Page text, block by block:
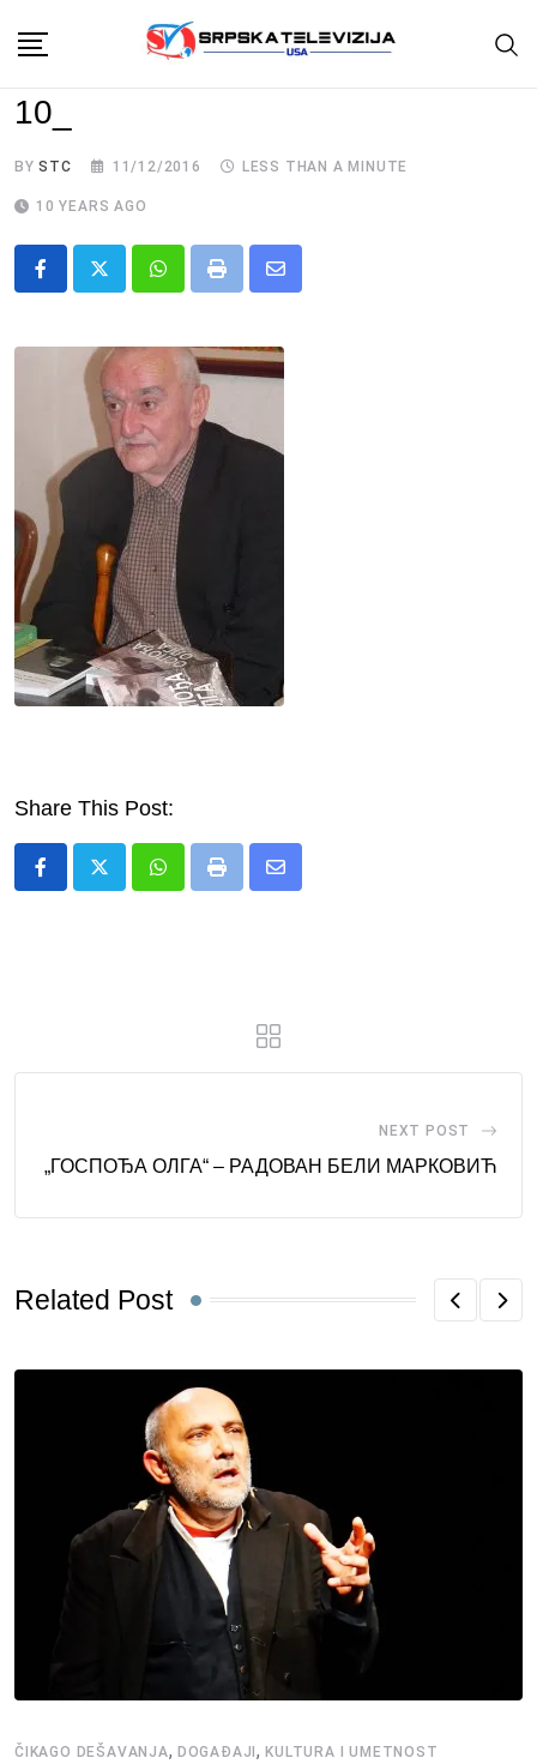
content
10_
BYSTC 11/12/2016 LESS THAN A MINUTE
10 YEARS AGO
Whatsapp
Print
Share
Email
Share This Post:
Whatsapp
Print
Share
NEXT POST
„ГОСПОЂА ОЛГА“ – РАДОВАН БЕЛИ МАРКОВИЋ
Related Post
ČIKAGO DEŠAVANJA, DOGAĐAJI,KULTURA I UMETNOST